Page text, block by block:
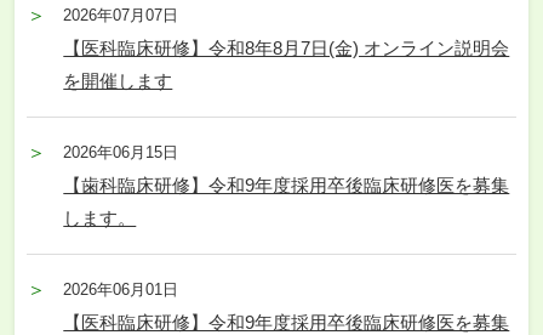
2026年07月07日
【医科臨床研修】令和8年8月7日(金) オンライン説明会
を開催します
2026年06月15日
【歯科臨床研修】令和9年度採用卒後臨床研修医を募集
します。
2026年06月01日
【医科臨床研修】令和9年度採用卒後臨床研修医を募集